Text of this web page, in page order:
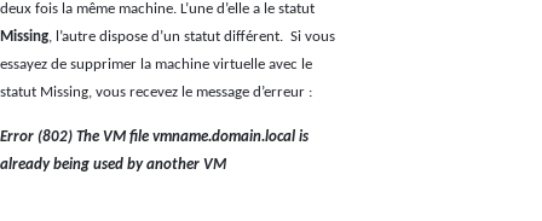
deux fois la même machine. L’une d’elle a le statut
Missing, l’autre dispose d’un statut différent. Si vous
essayez de supprimer la machine virtuelle avec le
statut Missing, vous recevez le message d’erreur :
Error (802) The VM file vmname.domain.local is
already being used by another VM